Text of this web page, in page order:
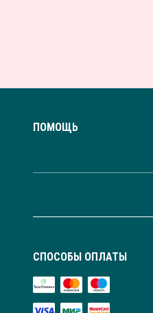
ПОМОЩЬ
СПОСОБЫ ОПЛАТЫ